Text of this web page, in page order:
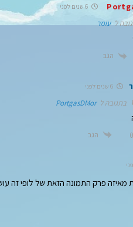
לעומר
הגב
בתגובה לPortgasDMor
0 הגב
פרק התמונה הזאת של לופי זה